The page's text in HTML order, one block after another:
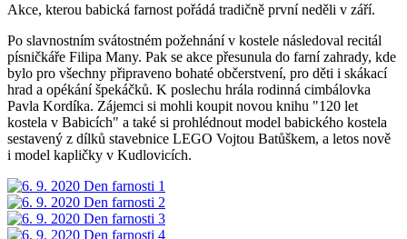
Akce, kterou babická farnost pořádá tradičně první neděli v září.
Po slavnostním svátostném požehnání v kostele následoval recitál
písničkáře Filipa Many. Pak se akce přesunula do farní zahrady, kde
bylo pro všechny připraveno bohaté občerstvení, pro děti i skákací
hrad a opékání špekáčků. K poslechu hrála rodinná cimbálovka
Pavla Kordíka. Zájemci si mohli koupit novou knihu "120 let
kostela v Babicích" a také si prohlédnout model babického kostela
sestavený z dílků stavebnice LEGO Vojtou Batůškem, a letos nově
i model kapličky v Kudlovicích.